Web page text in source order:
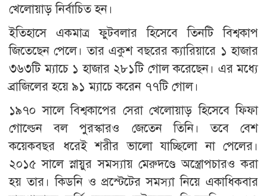
খেলোয়াড় নির্বাচিত হন।
ইতিহাসে একমাত্র ফুটবলার হিসেবে তিনটি বিশ্বকাপ
জিতেছেন পেলে। তার একুশ বছরের ক্যারিয়ারে ১ হাজার
৩৬৩টি ম্যাচে ১ হাজার ২৮১টি গোল করেছেন। এর মধ্যে
ব্রাজিলের হয়ে ৯১ ম্যাচে করেন ৭৭টি গোল।
১৯৭০ সালে বিশ্বকাপের সেরা খেলোয়াড় হিসেবে ফিফা
গোল্ডেন বল পুরস্কারও জেতেন তিনি। তবে বেশ
কয়েকবছর ধরেই শরীর ভালো যাচ্ছিলো না পেলের।
২০১৫ সালে স্নায়ুর সমস্যায় মেরুদণ্ডে অস্ত্রোপচারও করা
হয় তার। কিডনি ও প্রস্টেটের সমস্যা নিয়ে একাধিকবার